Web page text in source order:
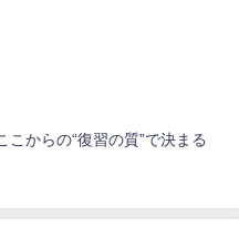
こからの“復習の質”で決まる